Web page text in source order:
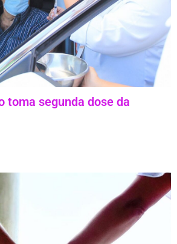
toma segunda dose da